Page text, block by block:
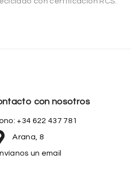
con nosotros
+34 622 437 781
Arana, 8
un email